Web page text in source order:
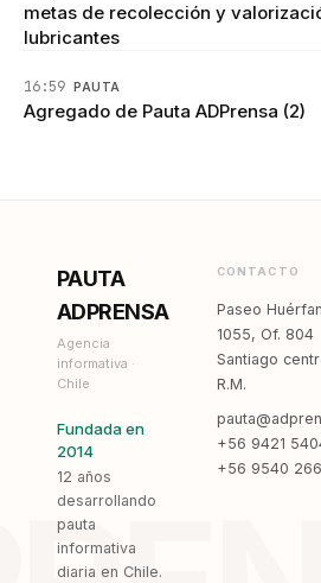
metas de recolección y
lubricantes
16:59 PAUTA
Agregado de Pauta ADPrensa (2)
PAUTA
ADPRENSA
Agencia
informativa ·
Chile
Fundada en
2014
12 años
desarrollando
pauta
informativa
diaria en Chile.
CONTACTO
Paseo
1055, Of. 804
Santiago
R.M.
+56 9421
+56 9540